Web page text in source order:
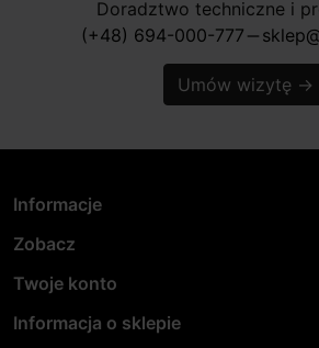
Doradztwo techniczne i
(+48) 694-000-777 horizontal_rule
Umów wizytę →
Informacje
Zobacz
Twoje konto
Informacja o sklepie